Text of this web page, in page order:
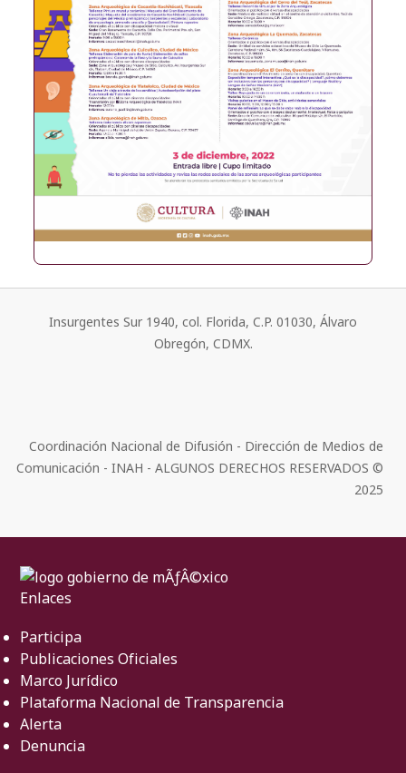
Insurgentes Sur 1940, col. Florida, C.P. 01030, Álvaro
Obregón, CDMX.
Coordinación Nacional de Difusión - Dirección de Medios de
Comunicación - INAH - ALGUNOS DERECHOS RESERVADOS ©
2025
Enlaces
Participa
Publicaciones Oficiales
Marco Jurídico
Plataforma Nacional de Transparencia
Alerta
Denuncia